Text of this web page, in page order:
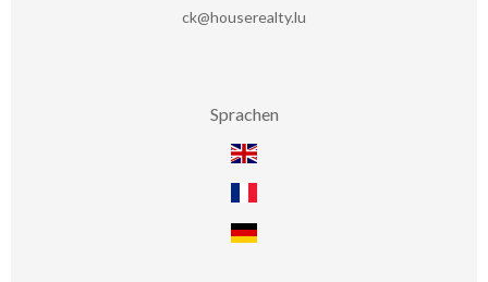
ck@houserealty.lu
Sprachen